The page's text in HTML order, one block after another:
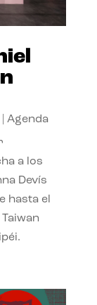
Agenda
a los
Devís
hasta el